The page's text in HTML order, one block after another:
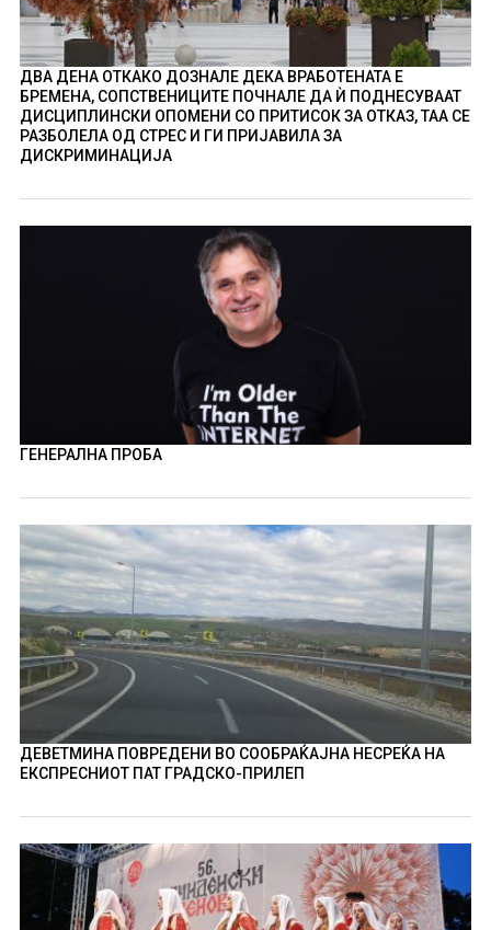
ДВА ДЕНА ОТКАКО ДОЗНАЛЕ ДЕКА ВРАБОТЕНАТА Е
БРЕМЕНА, СОПСТВЕНИЦИТЕ ПОЧНАЛЕ ДА Ѝ ПОДНЕСУВААТ
ДИСЦИПЛИНСКИ ОПОМЕНИ СО ПРИТИСОК ЗА ОТКАЗ, ТАА СЕ
РАЗБОЛЕЛА ОД СТРЕС И ГИ ПРИЈАВИЛА ЗА
ДИСКРИМИНАЦИЈА
ГЕНЕРАЛНА ПРОБА
ДЕВЕТМИНА ПОВРЕДЕНИ ВО СООБРАЌАЈНА НЕСРЕЌА НА
ЕКСПРЕСНИОТ ПАТ ГРАДСКО-ПРИЛЕП